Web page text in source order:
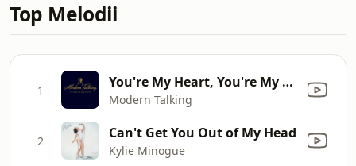
Top Melodii
1 You're My Heart, You're My Soul
Modern Talking
2 Can't Get You Out of My Head
Kylie Minogue